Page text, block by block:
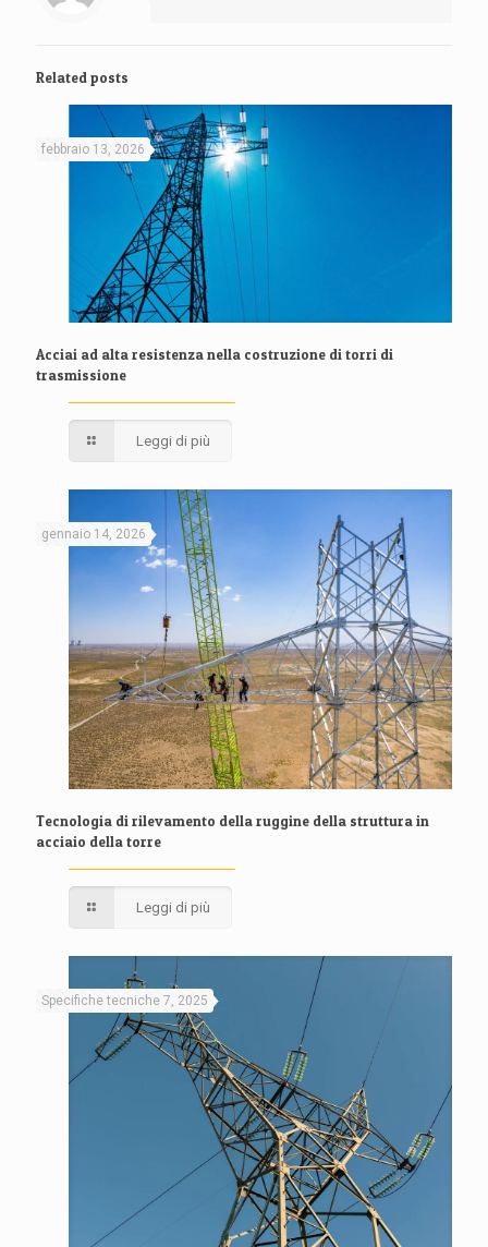
Related posts
febbraio 13, 2026
Acciai ad alta resistenza nella costruzione di torri di
trasmissione
Leggi di più
gennaio 14, 2026
Tecnologia di rilevamento della ruggine della struttura in
acciaio della torre
Leggi di più
Specifiche tecniche 7, 2025